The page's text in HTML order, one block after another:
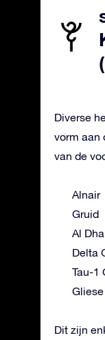
Diverse
vorm aan
van de
Alnair
Gruid
Al
Delta
Tau-1
Dit zijn